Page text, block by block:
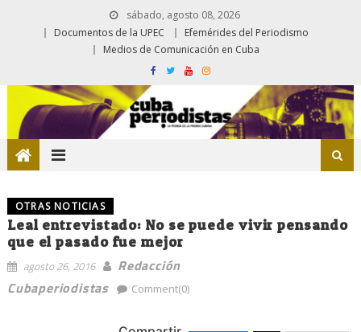
sábado, agosto 08, 2026
Documentos de la UPEC
Efemérides del Periodismo
Medios de Comunicación en Cuba
OTRAS NOTICIAS
Leal entrevistado: No se puede vivir pensando
que el pasado fue mejor
agosto 26, 2016
Redacción
Cubaperiodistas
Comment(0)